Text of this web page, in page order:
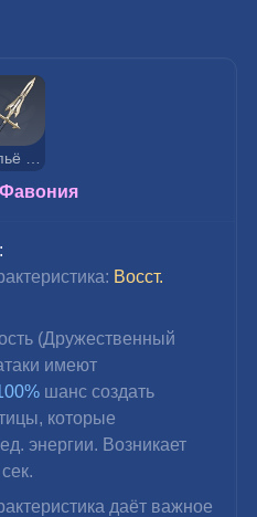
Восст.
(Дружественный
имеют
шанс создать
которые
энергии. Возникает
сек.
даёт важное